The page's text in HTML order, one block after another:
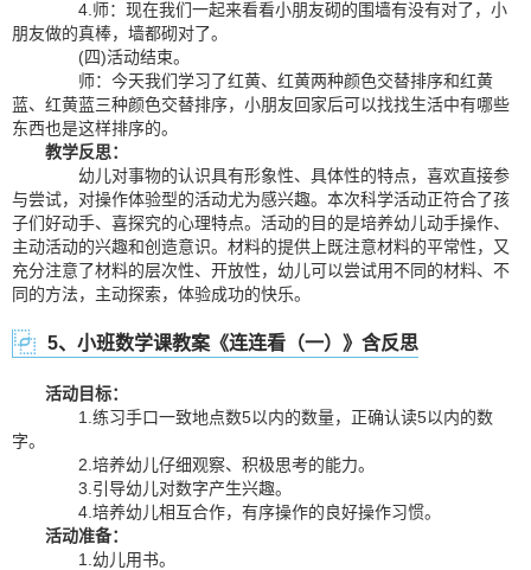
4.师：现在我们一起来看看小朋友砌的围墙有没有对了，小
朋友做的真棒，墙都砌对了。
(四)活动结束。
师：今天我们学习了红黄、红黄两种颜色交替排序和红黄
蓝、红黄蓝三种颜色交替排序，小朋友回家后可以找找生活中有哪些
东西也是这样排序的。
教学反思：
幼儿对事物的认识具有形象性、具体性的特点，喜欢直接参
与尝试，对操作体验型的活动尤为感兴趣。本次科学活动正符合了孩
子们好动手、喜探究的心理特点。活动的目的是培养幼儿动手操作、
主动活动的兴趣和创造意识。材料的提供上既注意材料的平常性，又
充分注意了材料的层次性、开放性，幼儿可以尝试用不同的材料、不
同的方法，主动探索，体验成功的快乐。
5、小班数学课教案《连连看（一）》含反思
活动目标：
1.练习手口一致地点数5以内的数量，正确认读5以内的数
字。
2.培养幼儿仔细观察、积极思考的能力。
3.引导幼儿对数字产生兴趣。
4.培养幼儿相互合作，有序操作的良好操作习惯。
活动准备：
1.幼儿用书。